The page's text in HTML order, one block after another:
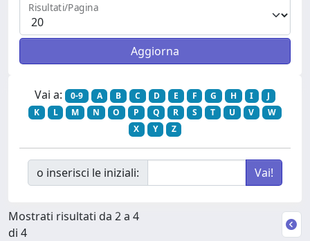
Risultati/Pagina
Vai a: 0-9 A B C D E F G H I
J
K
L M N O P Q R S T U V
W
X
Y Z
o inserisci le iniziali:
Mostrati risultati da 2 a 4
di 4